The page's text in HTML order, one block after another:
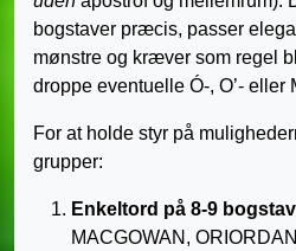
bogstaver præcis, passer
mønstre og kræver som regel
droppe eventuelle Ó-, O’- eller
For at holde styr på
grupper:
Enkeltord på 8-9
MACGOWAN,